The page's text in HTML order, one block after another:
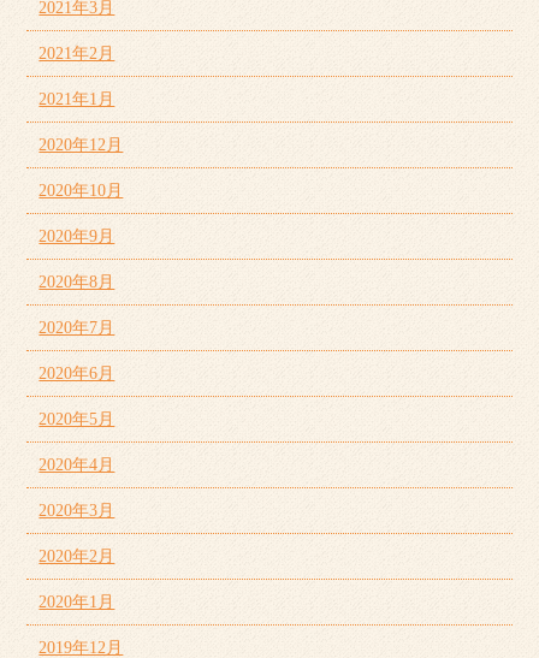
2021年3月
2021年2月
2021年1月
2020年12月
2020年10月
2020年9月
2020年8月
2020年7月
2020年6月
2020年5月
2020年4月
2020年3月
2020年2月
2020年1月
2019年12月